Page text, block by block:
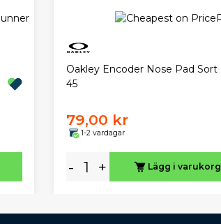
Oakley Encoder Nose Pad Sort
45
79,00 kr
1-2 vardagar
- + Lägg i varukorg